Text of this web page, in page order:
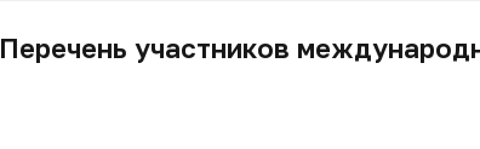
Перечень участников